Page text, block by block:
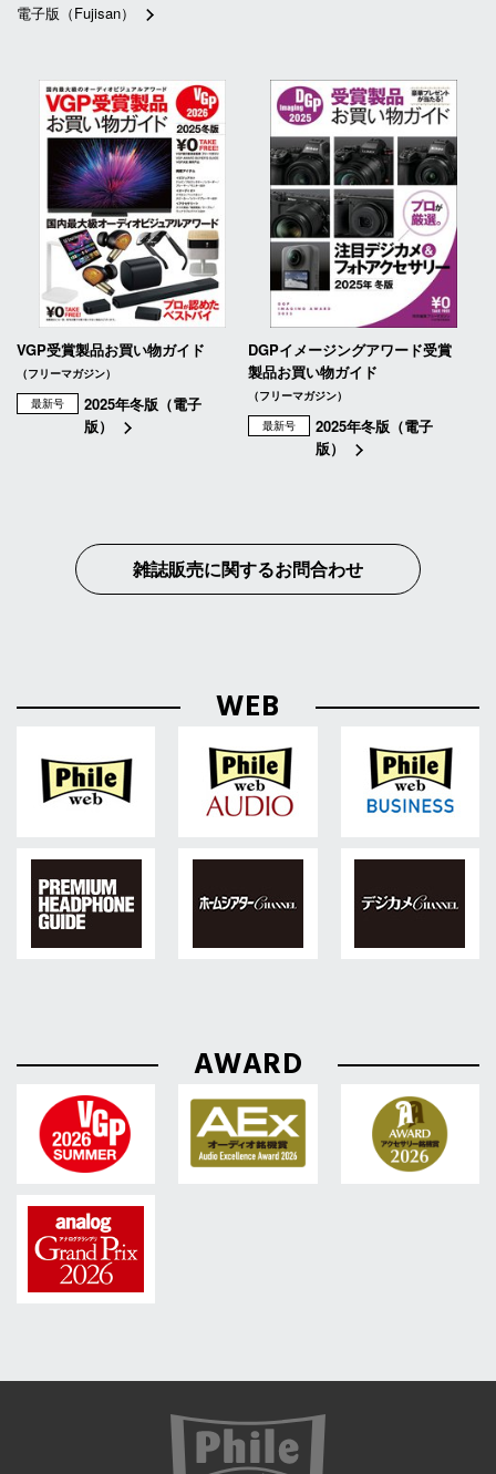
電子版（Fujisan）
VGP受賞製品お買い物ガイド
（フリーマガジン）
最新号
2025年冬版（電子
版）
DGPイメージングアワード受賞
製品お買い物ガイド
（フリーマガジン）
最新号
2025年冬版（電子
版）
雑誌販売に関するお問合わせ
WEB
AWARD